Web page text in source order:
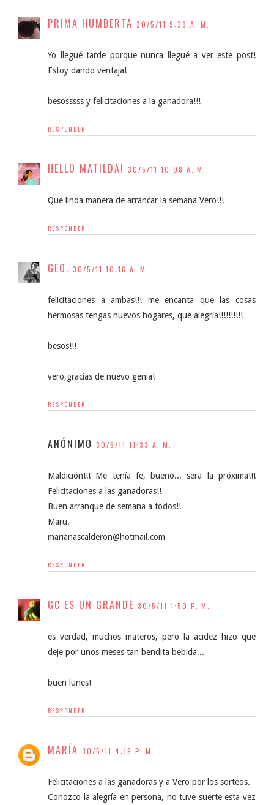
PRIMA HUMBERTA 30/5/11 9:38 A. M.
Yo llegué tarde porque nunca llegué a ver este post!
Estoy dando ventaja!
besosssss y felicitaciones a la ganadora!!!
RESPONDER
HELLO MATILDA! 30/5/11 10:08 A. M.
Que linda manera de arrancar la semana Vero!!!
RESPONDER
GEO. 30/5/11 10:16 A. M.
felicitaciones a ambas!!! me encanta que las cosas
hermosas tengas nuevos hogares, que alegría!!!!!!!!!!
besos!!!
vero,gracias de nuevo genia!
RESPONDER
ANÓNIMO 30/5/11 11:33 A. M.
Maldición!!! Me tenía fe, bueno... sera la próxima!!!
Felicitaciones a las ganadoras!!
Buen arranque de semana a todos!!
Maru.-
marianascalderon@hotmail.com
RESPONDER
GC ES UN GRANDE 30/5/11 1:50 P. M.
es verdad, muchos materos, pero la acidez hizo que
deje por unos meses tan bendita bebida...
buen lunes!
RESPONDER
MARÍA 30/5/11 4:19 P. M.
Felicitaciones a las ganadoras y a Vero por los sorteos.
Conozco la alegría en persona, no tuve suerte esta vez